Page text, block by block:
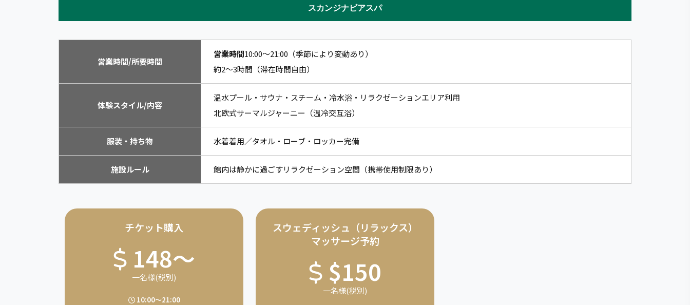
スカンジナビアスパ
営業時間/所要時間
営業時間10:00〜21:00（季節により変動あり）
約2〜3時間（滞在時間自由）
体験スタイル/内容
温水プール・サウナ・スチーム・冷水浴・リラクゼーションエリア利用
北欧式サーマルジャーニー（温冷交互浴）
服装・持ち物 水着着用／タオル・ローブ・ロッカー完備
施設ルール 館内は静かに過ごすリラクゼーション空間（携帯使用制限あり）
チケット購入
148〜
一名様(税別)
10:00〜21:00
スウェディッシュ（リラックス）
マッサージ予約
$150
一名様(税別)